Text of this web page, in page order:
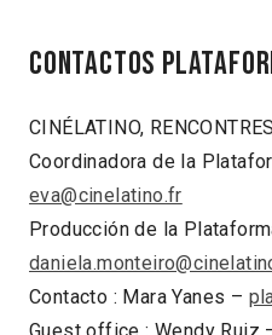
Contactos
CINÉLATINO,
Coordinadora de la
eva@cinelatino.fr
Producción de la
Contacto : Mara Yanes –